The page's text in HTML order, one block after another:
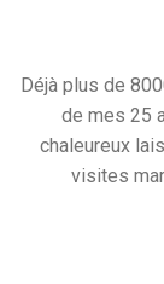
Déjà plus de
de mes 25
chaleureux
visites